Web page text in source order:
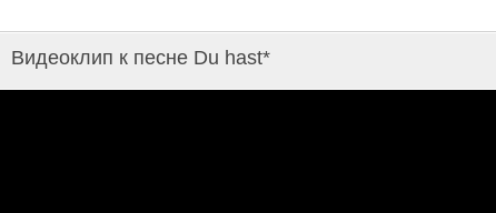
Видеоклип к песне Du hast*